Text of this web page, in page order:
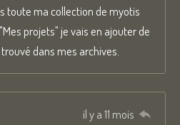
toute ma collection de myotis
projets" je vais en ajouter de
dans mes archives.
il y a 11 mois